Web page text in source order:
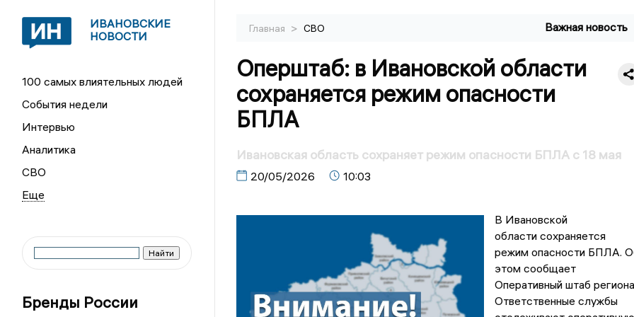
ИВАНОВСКИЕ
НОВОСТИ
100 самых влиятельных людей
События недели
Интервью
Аналитика
СВО
Бренды России
Главная > СВО Важная новость
Оперштаб: в Ивановской области
сохраняется режим опасности
БПЛА
Ивановская область сохраняет режим опасности БПЛА с 18 мая
20/05/2026 10:03
В Ивановской
области сохраняется
режим опасности БПЛА.
этом сообщает
Оперативный штаб
Ответственные службы